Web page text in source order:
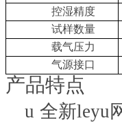
控湿精度
试样数量
载气压力
气源接口
产品特点
u 全新leyu